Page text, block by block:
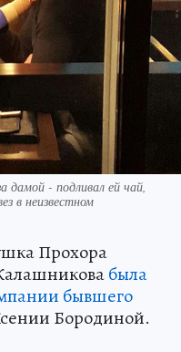
дамой - подливал ей чай,
в неизвестном
Прохора
была
бывшего
Бородиной.